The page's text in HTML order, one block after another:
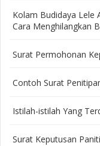
Kolam Budidaya Lele
Cara Menghilangkan
Surat Permohonan
Contoh Surat
Istilah-istilah Yang
Surat Keputusan